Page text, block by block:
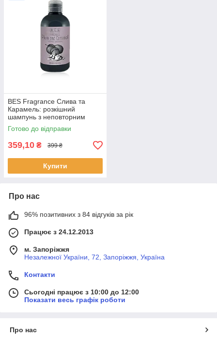
BES Fragrance Слива та
Карамель: розкішний
шампунь з неповторним
ароматом для ідеального
волосся
Готово до відправки
359,10 ₴ 399 ₴
Купити
Про нас
96% позитивних з 84 відгуків за рік
Працює з 24.12.2013
м. Запоріжжя
Незалежної України, 72, Запоріжжя, Україна
Контакти
Сьогодні працює з 10:00 до 12:00
Показати весь графік роботи
Про нас